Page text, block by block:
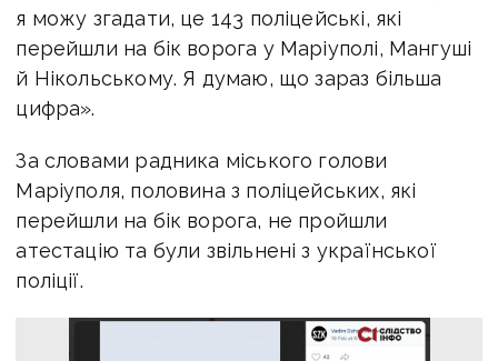
я можу згадати, це 143 поліцейські, які
перейшли на бік ворога у Маріуполі, Мангуші
й Нікольському. Я думаю, що зараз більша
цифра».
За словами радника міського голови
Маріуполя, половина з поліцейських, які
перейшли на бік ворога, не пройшли
атестацію та були звільнені з української
поліції.